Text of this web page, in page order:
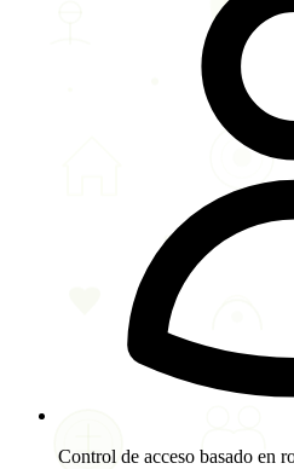
Control de acceso basado en